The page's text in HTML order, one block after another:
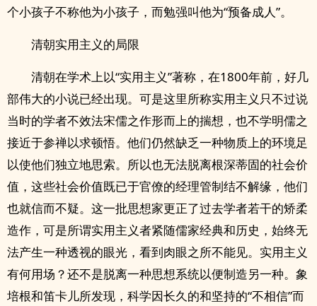
个小孩子不称他为小孩子，而勉强叫他为“预备­成‎​人​‌”。
清朝实用主义的局限
清朝在学术上以“实用主义”著称，在1800年前，好几
部伟大的小说已经出现。可是这里所称实用主义只不过说
当时的学者不效法宋儒之作形而上的揣想，也不学明儒之
接近于参禅以求顿悟。他们仍然缺乏一种物质上的环境足
以使他们独立地思索。所以也无法脱离根深蒂固的社会价
值，这些社会价值既已于官僚的经理管制结不解缘，他们
也就信而不疑。这一批思想家更正了过去学者若干的矫柔
造作，可是所谓实用主义者紧随儒家经典和历史，始终无
法产生一种透视的眼光，看到肉眼之所不能见。实用主义
有何用场？还不是脱离一种思想系统以便制造另一种。象
培根和笛卡儿所发现，科学因长久的和坚持的“不相信”而